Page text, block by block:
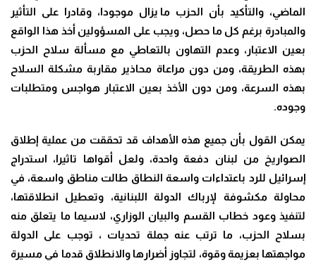
الماضي، والتأكيد بأن الحزب ما يزال موجودا، وقادرا على التأثير
والمبادرة برغم كل ما حصل، ويجب على المسؤولين أخذ هذا الواقع
بعين الاعتبار، وعدم التهاون بالتعاطي مع مسألة سلاح الحزب
بهذه الطريقة، ومن دون مراعاة محاذير مقاربة مشكلة السلاح
بهذه السرعة، ومن دون الأخذ بعين الاعتبار هواجس ومتطلبات
وجوده.
يمكن القول بأن جميع هذه الأهداف قد تحققت من عملية إطلاق
الصواريخ من لبنان دفعة واحدة، ولعل أقواها تاثيرا، استدراج
إسرائيل للرد باعتداءات واسعة النطاق طالت مناطق واسعة، في
محاولة مكشوفة لإرباك الدولة اللبنانية، وتعطيل انطلاقتها،
لتنفيذ وعود خطاب القسم والبيان الوزاري، لاسيما ما يتعلق منه
بسلاح الحزب، ما ترتب عنه جملة تحديات ، توجب على الدولة
مواجهتها بعزيمة وقوة، لتجاوز أضرارها والانطلاق قدما في مسيرة